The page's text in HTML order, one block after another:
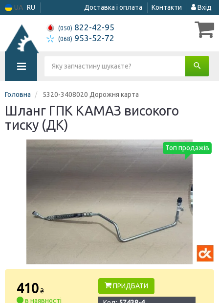
UA RU Доставка і оплата Контакти Вхід
(050) 822-42-95
(068) 953-52-72
Головна 5320-3408020 Дорожня карта
Шланг ГПК КАМАЗ високого
тиску (ДК)
Топ продажів
410₴
в наявності
ПРИДБАТИ